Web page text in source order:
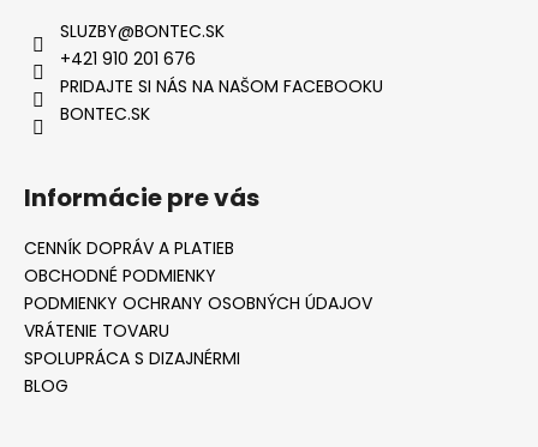
O
d
o
ú
č
a
m
e
SLUZBY@BONTEC.SK
+421 910 201 676
PRIDAJTE SI NÁS NA NAŠOM FACEBOOKU
BONTEC.SK
Informácie pre vás
CENNÍK DOPRÁV A PLATIEB
OBCHODNÉ PODMIENKY
PODMIENKY OCHRANY OSOBNÝCH ÚDAJOV
VRÁTENIE TOVARU
SPOLUPRÁCA S DIZAJNÉRMI
BLOG